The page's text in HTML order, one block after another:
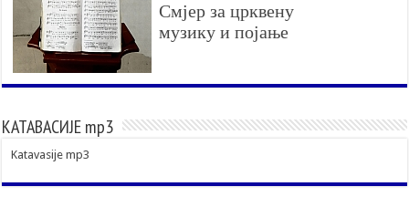
Смјер за црквену
музику и појање
КАТАВАСИЈЕ mp3
Katavasije mp3